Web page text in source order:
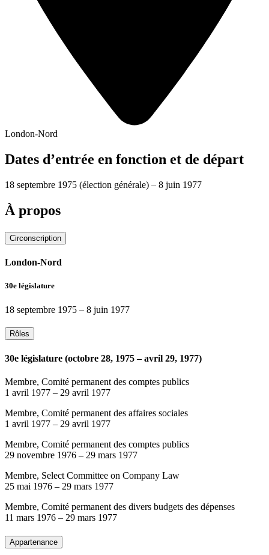
London-Nord
Dates d’entrée en fonction et de départ
18 septembre 1975 (élection générale) – 8 juin 1977
À propos
Circonscription
London-Nord
30e législature
18 septembre 1975 – 8 juin 1977
Rôles
30e législature (octobre 28, 1975 – avril 29, 1977)
Membre, Comité permanent des comptes publics
1 avril 1977 – 29 avril 1977
Membre, Comité permanent des affaires sociales
1 avril 1977 – 29 avril 1977
Membre, Comité permanent des comptes publics
29 novembre 1976 – 29 mars 1977
Membre, Select Committee on Company Law
25 mai 1976 – 29 mars 1977
Membre, Comité permanent des divers budgets des dépenses
11 mars 1976 – 29 mars 1977
Appartenance